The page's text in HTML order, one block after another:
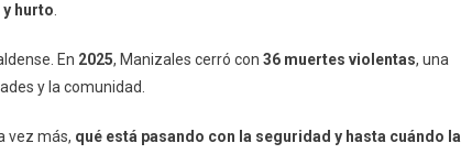
hurto
En 2025, Manizales cerró con 36 muertes violentas, una
y la comunidad.
vez más, qué está pasando con la seguridad y hasta cuándo la